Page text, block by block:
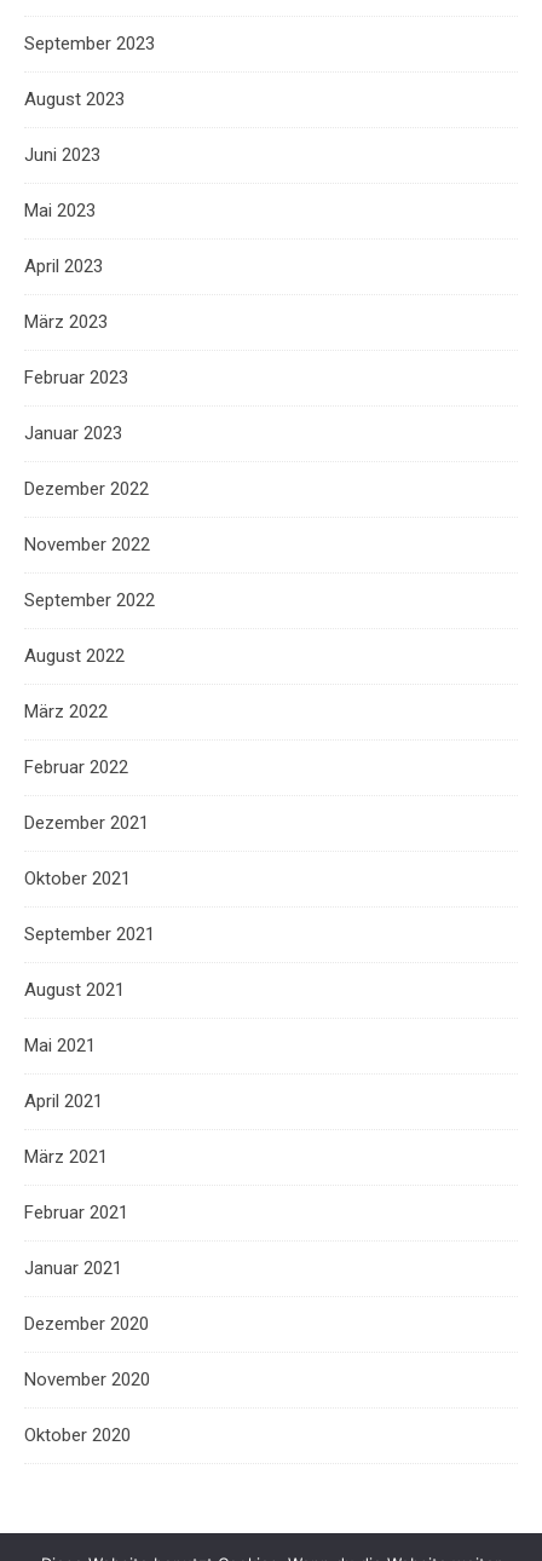
September 2023
August 2023
Juni 2023
Mai 2023
April 2023
März 2023
Februar 2023
Januar 2023
Dezember 2022
November 2022
September 2022
August 2022
März 2022
Februar 2022
Dezember 2021
Oktober 2021
September 2021
August 2021
Mai 2021
April 2021
März 2021
Februar 2021
Januar 2021
Dezember 2020
November 2020
Oktober 2020